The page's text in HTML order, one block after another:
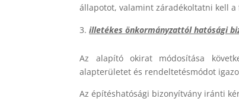
állapotot, valamint záradékoltatni kell
illetékes önkormányzattól hatósági
Az alapító okirat módosítása
alapterületet és rendeltetésmódot
Az építéshatósági bizonyítvány iránti